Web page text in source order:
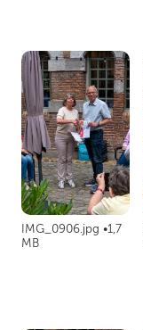
IMG_0906.jpg 1,7
MB